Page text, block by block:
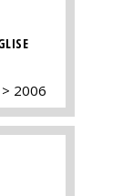
2006